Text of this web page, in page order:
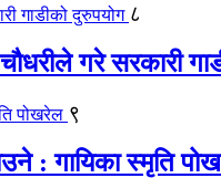
८
गरे सरकारी
९
: गायिका स्‍मृति